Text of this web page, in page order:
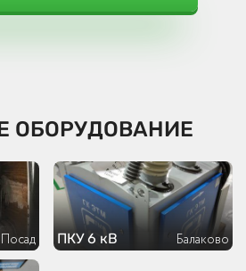
ОБОРУДОВАНИЕ
ПКУ 6 кВ Балаково